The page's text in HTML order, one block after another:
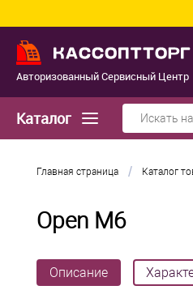
Авторизованный Сервисный Центр
Каталог
Главная страница / Каталог
Open M6
Описание